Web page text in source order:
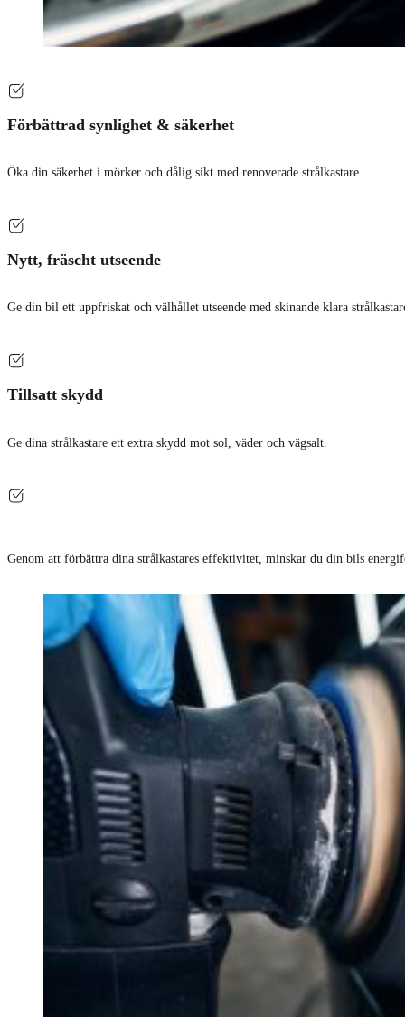
Förbättrad synlighet & säkerhet
Öka din säkerhet i mörker och dålig sikt med renoverade strålkastare.
Nytt, fräscht utseende
Ge din bil ett uppfriskat och välhållet utseende med skinande klara
Tillsatt skydd
Ge dina strålkastare ett extra skydd mot sol, väder och vägsalt.
Genom att förbättra dina strålkastares effektivitet, minskar du din bils